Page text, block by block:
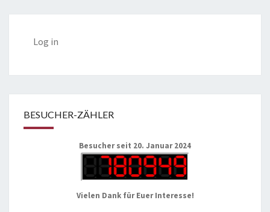
Log in
BESUCHER-ZÄHLER
Besucher seit 20. Januar 2024
Vielen Dank für Euer Interesse!